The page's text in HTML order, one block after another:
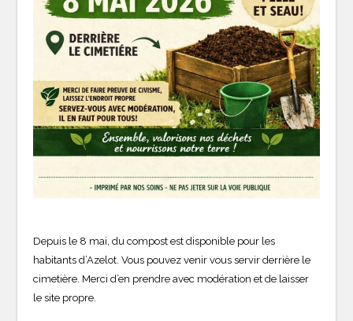
Depuis le 8 mai, du compost est disponible pour les
habitants d’Azelot. Vous pouvez venir vous servir derrière le
cimetière. Merci d’en prendre avec modération et de laisser
le site propre.